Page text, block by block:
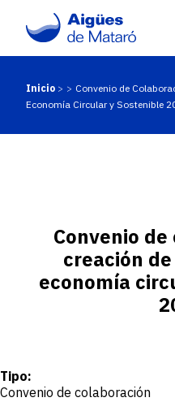
Pasar
contenido
Ruta
de
Inicio
Convenio de
Economía Circular y Sostenible
Convenio
creación
economía
Tipo
Convenio de colaboración